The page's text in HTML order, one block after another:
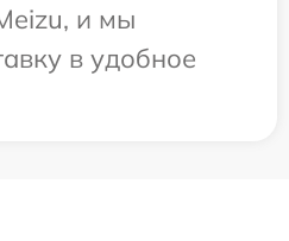
и мы
в удобное